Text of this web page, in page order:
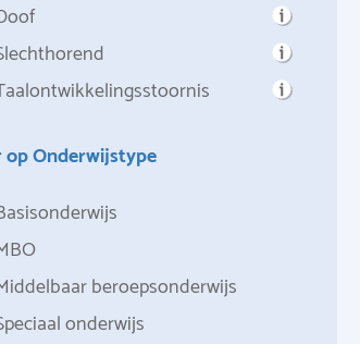
op Onderwijstype
beroepsonderwijs
onderwijs